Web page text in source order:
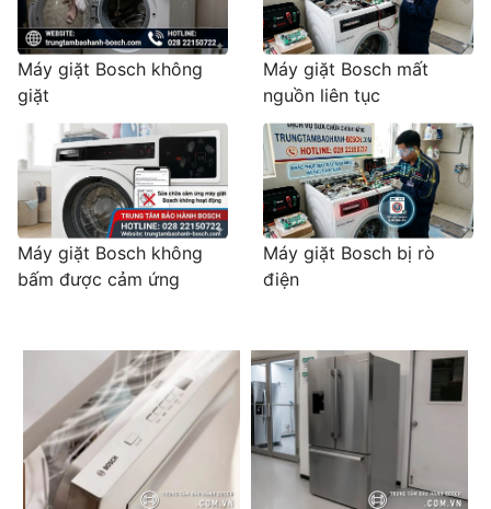
Máy giặt Bosch không
giặt
Máy giặt Bosch mất
nguồn liên tục
Máy giặt Bosch không
bấm được cảm ứng
Máy giặt Bosch bị rò
điện